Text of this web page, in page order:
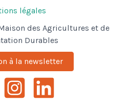
légales
des Agricultures et de
Durables
à la newsletter